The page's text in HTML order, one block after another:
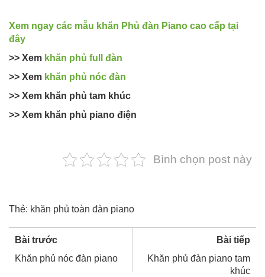
Xem ngay các mẫu khăn Phủ đàn Piano cao cấp tại
đây
>> Xem khăn phủ full đàn
>> Xem khăn phủ nóc đàn
>> Xem khăn phủ tam khúc
>> Xem khăn phủ piano điện
Bình chọn post này
Thẻ: khăn phủ toàn đàn piano
Bài trước
Khăn phủ nóc đàn piano
Bài tiếp
Khăn phủ đàn piano tam
khúc